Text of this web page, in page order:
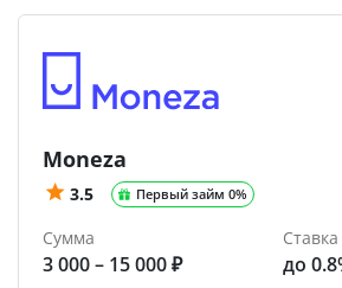
Moneza
3.5 Первый займ 0%
Сумма
3 000 – 15 000 ₽
Ставка
до